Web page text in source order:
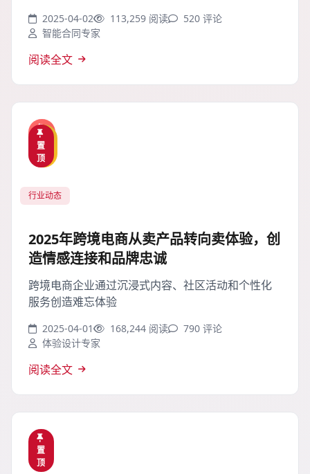
2025-04-02 113,259 阅读
520 评论
智能合同专家
阅读全文
热
门
精
选
置
顶
行业动态
2025年跨境电商从卖产品转向卖体验，创
造情感连接和品牌忠诚
跨境电商企业通过沉浸式内容、社区活动和个性化
服务创造难忘体验
2025-04-01 168,244 阅读
790 评论
体验设计专家
阅读全文
置
顶